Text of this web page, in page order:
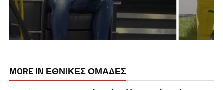
MORE IN ΕΘΝΙΚΕΣ ΟΜΑΔΕΣ